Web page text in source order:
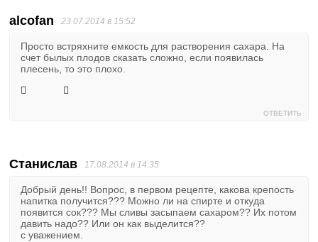
alcofan 23.07.2014 в 15:52
Просто встряхните емкость для растворения сахара. На
счет былых плодов сказать сложно, если появилась
плесень, то это плохо.
ОТВЕТИТЬ
Станислав 17.08.2014 в 14:35
Добрый день!! Вопрос, в первом рецепте, какова крепость
напитка получится??? Можно ли на спирте и откуда
появится сок??? Мы сливы засыпаем сахаром?? Их потом
давить надо?? Или он как выделится??
с уважением.